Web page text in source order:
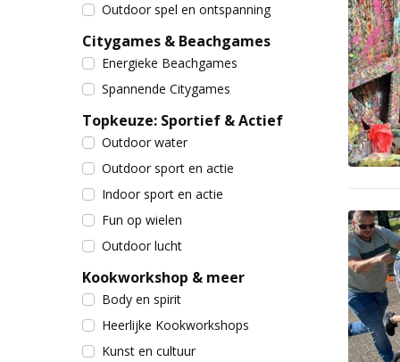
Outdoor spel en ontspanning
Citygames & Beachgames
Energieke Beachgames
Spannende Citygames
Topkeuze: Sportief & Actief
Outdoor water
Outdoor sport en actie
Indoor sport en actie
Fun op wielen
Outdoor lucht
Kookworkshop & meer
Body en spirit
Heerlijke Kookworkshops
Kunst en cultuur